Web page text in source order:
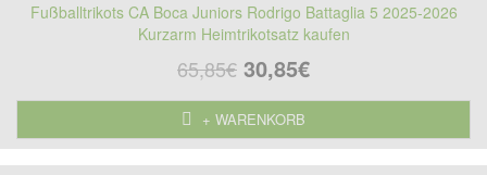
Fußballtrikots CA Boca Juniors Rodrigo Battaglia 5 2025-2026
Kurzarm Heimtrikotsatz kaufen
65,85€ 30,85€
+ WARENKORB